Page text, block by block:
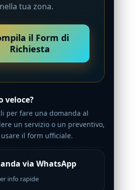
nella tua zona.
il Form di
Richiesta
veloce?
per fare una domanda al
un servizio o un preventivo,
il form ufficiale.
via WhatsApp
info rapide